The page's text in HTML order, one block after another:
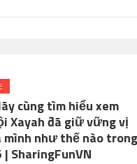
cùng tìm hiểu xem
Xayah đã giữ vững vị
mình như thế nào trong
| SharingFunVN